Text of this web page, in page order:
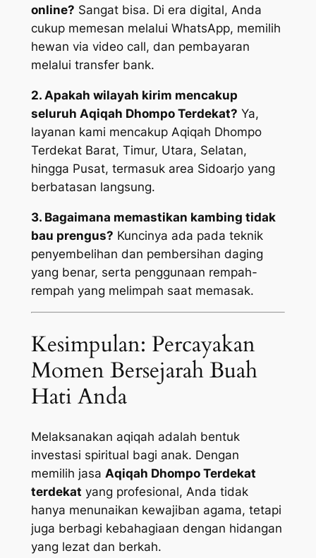
online? Sangat bisa. Di era digital, Anda
cukup memesan melalui WhatsApp, memilih
hewan via video call, dan pembayaran
melalui transfer bank.
2. Apakah wilayah kirim mencakup
seluruh Aqiqah Dhompo Terdekat? Ya,
layanan kami mencakup Aqiqah Dhompo
Terdekat Barat, Timur, Utara, Selatan,
hingga Pusat, termasuk area Sidoarjo yang
berbatasan langsung.
3. Bagaimana memastikan kambing tidak
bau prengus? Kuncinya ada pada teknik
penyembelihan dan pembersihan daging
yang benar, serta penggunaan rempah-
rempah yang melimpah saat memasak.
Kesimpulan: Percayakan
Momen Bersejarah Buah
Hati Anda
Melaksanakan aqiqah adalah bentuk
investasi spiritual bagi anak. Dengan
memilih jasa Aqiqah Dhompo Terdekat
terdekat yang profesional, Anda tidak
hanya menunaikan kewajiban agama, tetapi
juga berbagi kebahagiaan dengan hidangan
yang lezat dan berkah.